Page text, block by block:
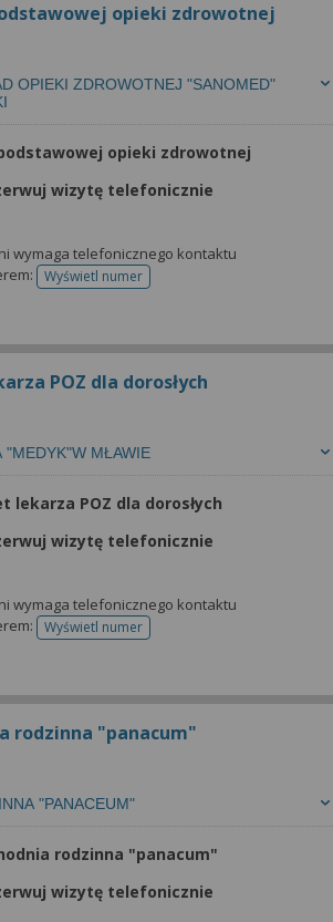
opieki zdrowotnej
OPIEKI ZDROWOTNEJ "SANOMED"
opieki zdrowotnej
wizytę telefonicznie
wymaga telefonicznego kontaktu
Wyświetl numertelefonu do rejestracji
POZ dla dorosłych
"MEDYK"W MŁAWIE
lekarza POZ dla dorosłych
wizytę telefonicznie
wymaga telefonicznego kontaktu
Wyświetl numertelefonu do rejestracji
rodzinna "panacum"
"PANACEUM"
rodzinna "panacum"
wizytę telefonicznie